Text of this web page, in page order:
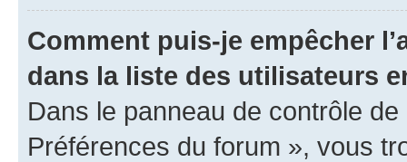
Comment puis-je empêcher
dans la liste des utilisateurs
Dans le panneau de contrôle
Préférences du forum », vous